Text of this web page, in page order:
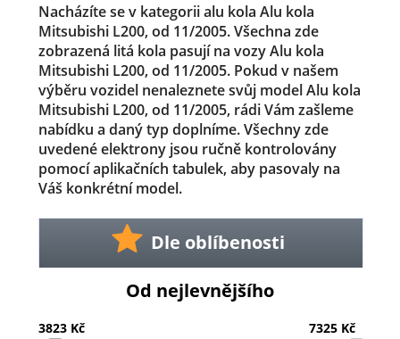
Nacházíte se v kategorii alu kola Alu kola
Mitsubishi L200, od 11/2005. Všechna zde
zobrazená litá kola pasují na vozy Alu kola
Mitsubishi L200, od 11/2005. Pokud v našem
výběru vozidel nenaleznete svůj model Alu kola
Mitsubishi L200, od 11/2005, rádi Vám zašleme
nabídku a daný typ doplníme. Všechny zde
uvedené elektrony jsou ručně kontrolovány
pomocí aplikačních tabulek, aby pasovaly na
Váš konkrétní model.
Dle oblíbenosti
Od nejlevnějšího
3823 Kč 7325 Kč